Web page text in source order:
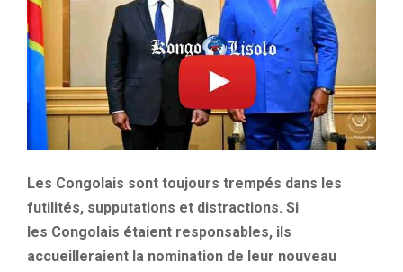
Les Congolais sont toujours trempés dans les
futilités, supputations et distractions. Si
les Congolais étaient responsables, ils
accueilleraient la nomination de leur nouveau